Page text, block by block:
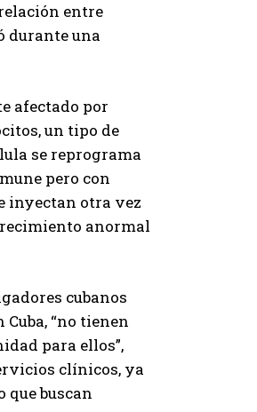
entre
durante una
afectado por
un tipo de
se reprograma
pero con
inyectan otra vez
anormal
cubanos
“no tienen
para ellos”,
clínicos, ya
que buscan